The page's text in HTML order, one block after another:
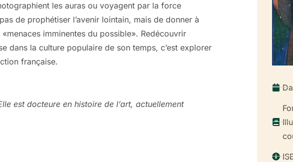
les auras ou voyagent par la force
de prophétiser l’avenir lointain, mais de donner à
imminentes du possible». Redécouvrir
dans la culture populaire de son temps, c’est explorer
française.
est docteure en histoire de l’art, actuellement